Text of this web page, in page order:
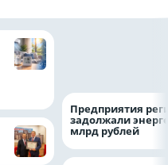
Предприятия
задолжали
млрд рублей